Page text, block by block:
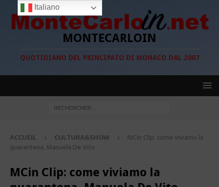
MONTECARLOIN
QUOTIDIANO DEL PRINCIPATO DI MONACO DAL 2007
ACCUEIL CULTURA&SHOW
MCin Clip: come viviamo la
quarantena, Manuela De Vito
MCin Clip: come viviamo la
Italiano